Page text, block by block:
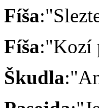
Fíša
Fíša:"Kozí
Škudla